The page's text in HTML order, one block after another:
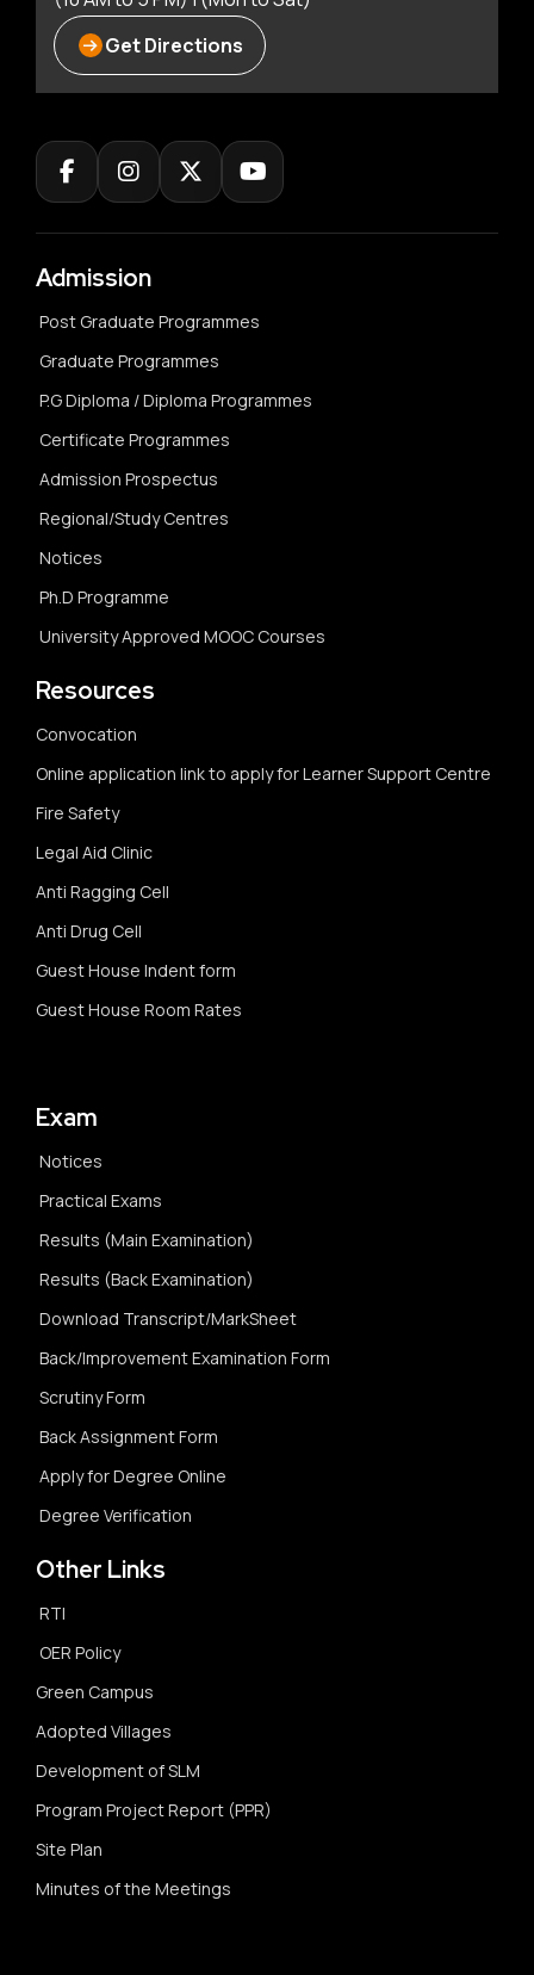
Get Directions
Admission
Post Graduate Programmes
Graduate Programmes
P.G Diploma / Diploma Programmes
Certificate Programmes
Admission Prospectus
Regional/Study Centres
Notices
Ph.D Programme
University Approved MOOC Courses
Resources
Convocation
Online application link to apply for Learner Support Centre
Fire Safety
Legal Aid Clinic
Anti Ragging Cell
Anti Drug Cell
Guest House Indent form
Guest House Room Rates
Exam
Notices
Practical Exams
Results (Main Examination)
Results (Back Examination)
Download Transcript/MarkSheet
Back/Improvement Examination Form
Scrutiny Form
Back Assignment Form
Apply for Degree Online
Degree Verification
Other Links
RTI
OER Policy
Green Campus
Adopted Villages
Development of SLM
Program Project Report (PPR)
Site Plan
Minutes of the Meetings